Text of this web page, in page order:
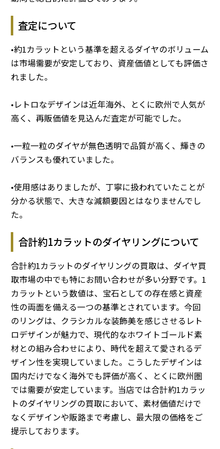
査定について
•約1カラットという基準を超えるダイヤのボリューム
は市場需要が安定しており、資産価値としても評価さ
れました。
•レトロなデザインは近年海外、とくに欧州で人気が
高く、再販価値を見込んだ査定が可能でした。
•一粒一粒のダイヤが無色透明で品質が高く、輝きの
バランスも優れていました。
•使用感はありましたが、丁寧に扱われていたことが
分かる状態で、大きな減額要因とはなりませんでし
た。
合計約1カラットのダイヤリングについて
合計約1カラットのダイヤリングの買取は、ダイヤ買
取市場の中でも特にお問い合わせが多い分野です。1
カラットという数値は、宝石としての存在感と資産
性の両面を備える一つの基準とされています。今回
のリングは、クラシカルな装飾美を感じさせるレト
ロデザインが魅力で、現代的なホワイトゴールド素
材との組み合わせにより、時代を超えて愛されるデ
ザイン性を実現していました。こうしたデザインは
国内だけでなく海外でも評価が高く、とくに欧州圏
では需要が安定しています。当店では合計約1カラッ
トのダイヤリングの買取において、素材価値だけで
なくデザインや販路まで考慮し、最大限の価格をご
提示しております。